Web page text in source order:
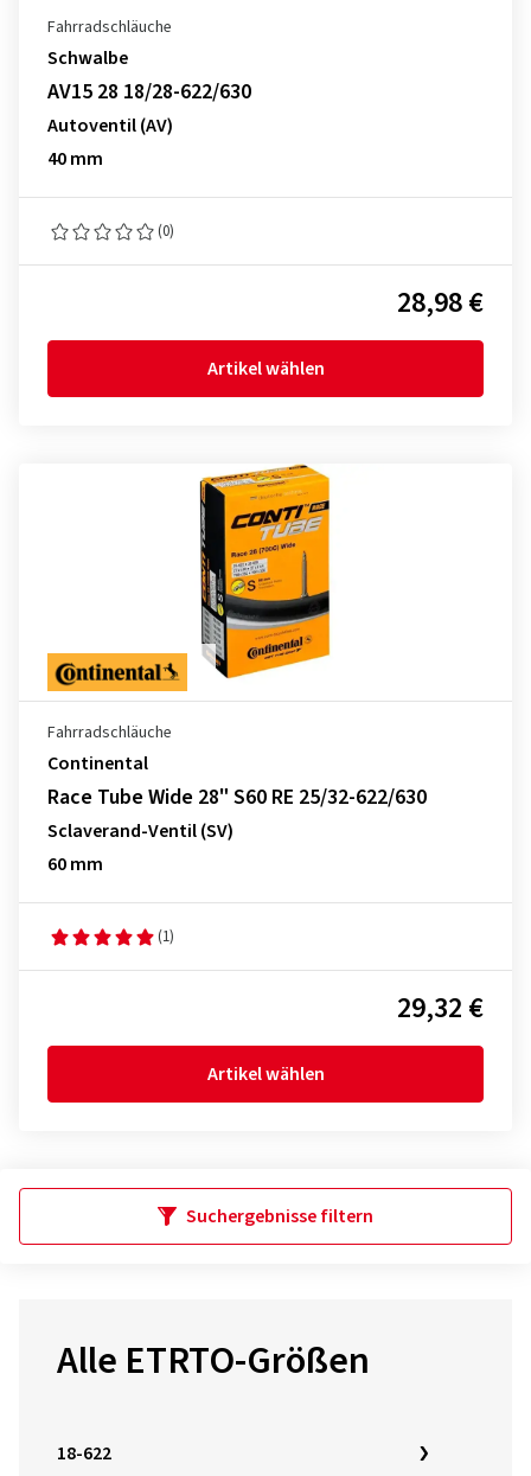
Fahrradschläuche
Schwalbe
AV15 28 18/28-622/630
Autoventil (AV)
40 mm
(0)
28,98 €
Artikel wählen
Fahrradschläuche
Continental
Race Tube Wide 28" S60 RE 25/32-622/630
Sclaverand-Ventil (SV)
60 mm
(1)
29,32 €
Artikel wählen
Suchergebnisse filtern
Alle ETRTO-Größen
18-622